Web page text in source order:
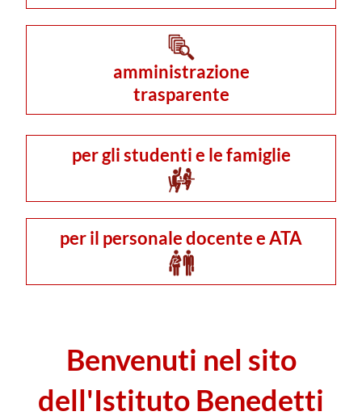
amministrazione
trasparente
per gli studenti e le famiglie
per il personaledocente e ATA
Benvenuti nel sito
dell'Istituto Benedetti